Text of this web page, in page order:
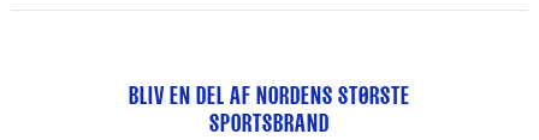
BLIV EN DEL AF NORDENS STØRSTE
SPORTSBRAND